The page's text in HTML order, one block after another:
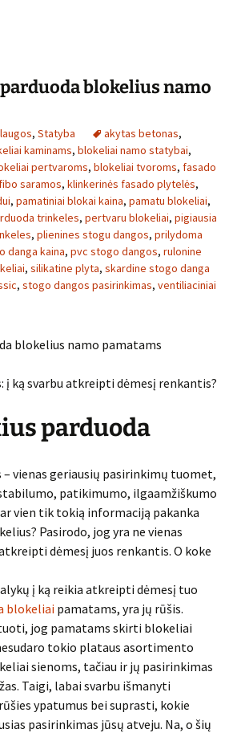
blokelius namo
, Statyba akytas betonas,
kaminams, blokeliai namo statybai,
pertvaroms, blokeliai tvoroms, fasado
saramos, klinkerinės fasado plytelės,
, pamatiniai blokai kaina, pamatu blokeliai,
trinkeles, pertvaru blokeliai, pigiausia
, plienines stogu dangos, prilydoma
danga kaina, pvc stogo dangos, rulonine
, silikatine plyta, skardine stogo danga
, stogo dangos pasirinkimas, ventiliaciniai
blokelius namo pamatams
į ką svarbu atkreipti dėmesį renkantis?
parduoda
vienas geriausių pasirinkimų tuomet,
patikimumo, ilgaamžiškumo
ar vien tik tokią informaciją pakanka
Pasirodo, jog yra ne vienas
dėmesį juos renkantis. O koke
į ką reikia atkreipti dėmesį tuo
blokeliaipamatams, yra jų rūšis.
jog pamatams skirti blokeliai
tokio plataus asortimento
sienoms, tačiau ir jų pasirinkimas
Taigi, labai svarbu išmanyti
ypatumus bei suprasti, kokie
pasirinkimas jūsų atveju. Na, o šių